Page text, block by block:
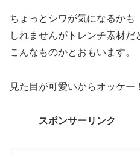
ちょっとシワが気になるかも
しれませんがトレンチ素材だ
こんなものかとおもいます。
見た目が可愛いからオッケー！
スポンサーリンク